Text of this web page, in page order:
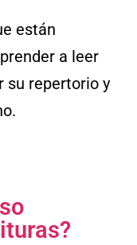
están
a leer
su repertorio y